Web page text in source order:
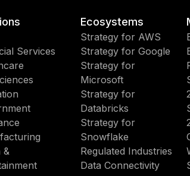
Services
&
Ecosystems
Strategy for AWS
Strategy for Google
Strategy for
Microsoft
Strategy for
Databricks
Strategy for
Snowflake
Regulated Industries
Data Connectivity